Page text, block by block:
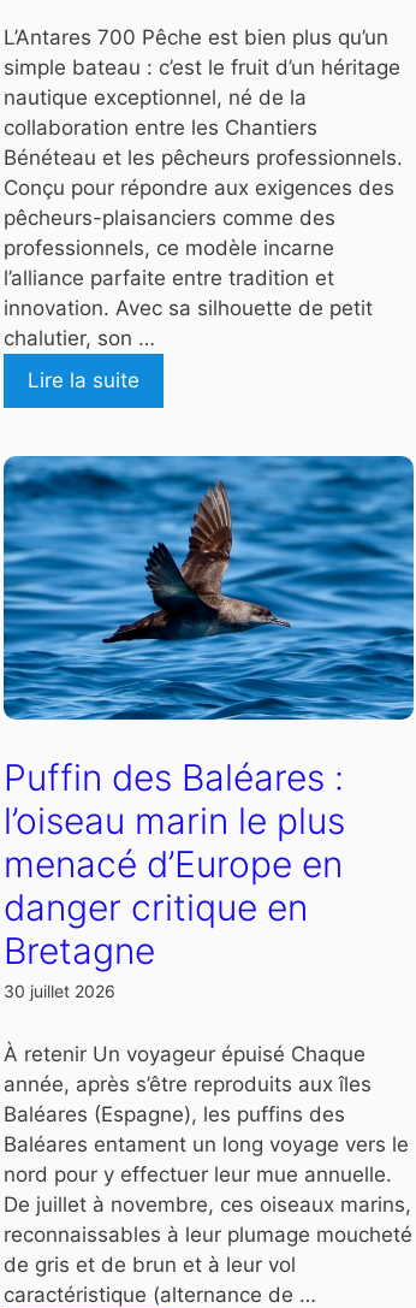
L’Antares 700 Pêche est bien plus qu’un
simple bateau : c’est le fruit d’un héritage
nautique exceptionnel, né de la
collaboration entre les Chantiers
Bénéteau et les pêcheurs professionnels.
Conçu pour répondre aux exigences des
pêcheurs-plaisanciers comme des
professionnels, ce modèle incarne
l’alliance parfaite entre tradition et
innovation. Avec sa silhouette de petit
chalutier, son …
Lire la suite
Puffin des Baléares :
l’oiseau marin le plus
menacé d’Europe en
danger critique en
Bretagne
30 juillet 2026
À retenir Un voyageur épuisé Chaque
année, après s’être reproduits aux îles
Baléares (Espagne), les puffins des
Baléares entament un long voyage vers le
nord pour y effectuer leur mue annuelle.
De juillet à novembre, ces oiseaux marins,
reconnaissables à leur plumage moucheté
de gris et de brun et à leur vol
caractéristique (alternance de …